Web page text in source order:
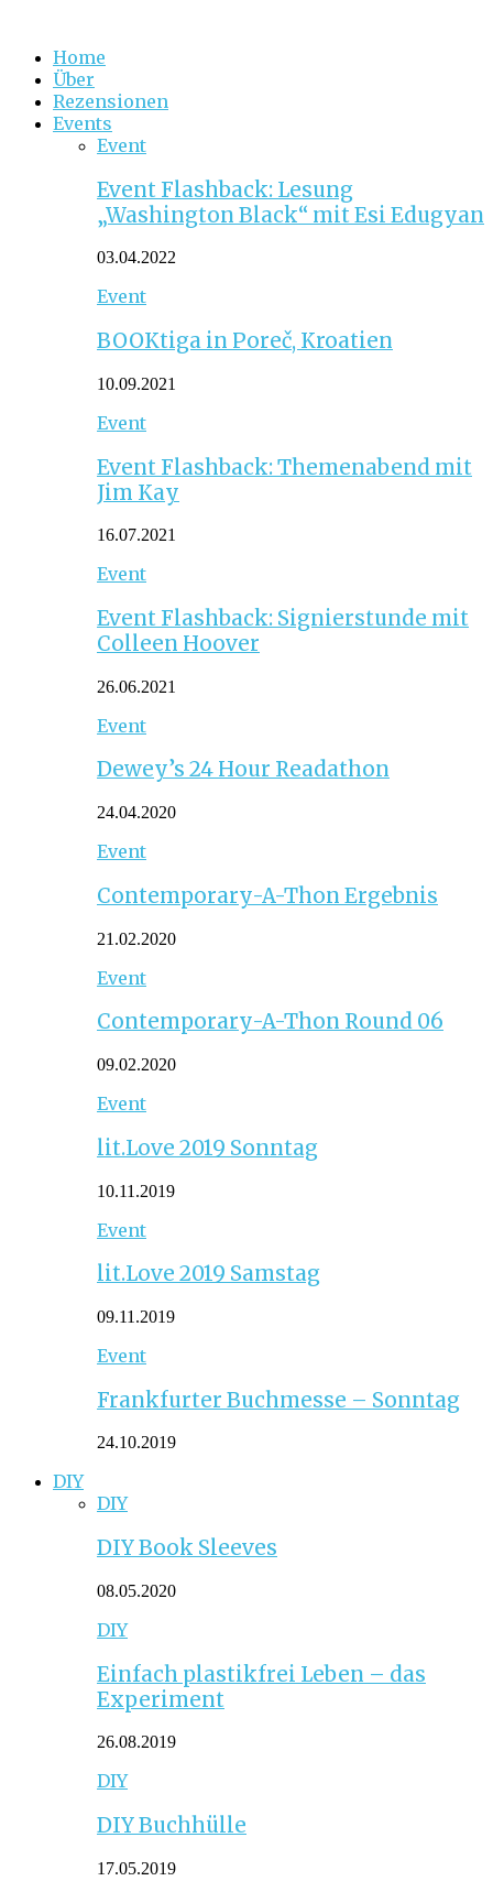
Home
Über
Rezensionen
Events
Event
Event Flashback: Lesung
„Washington Black“ mit Esi Edugyan
03.04.2022
Event
BOOKtiga in Poreč, Kroatien
10.09.2021
Event
Event Flashback: Themenabend mit
Jim Kay
16.07.2021
Event
Event Flashback: Signierstunde mit
Colleen Hoover
26.06.2021
Event
Dewey’s 24 Hour Readathon
24.04.2020
Event
Contemporary-A-Thon Ergebnis
21.02.2020
Event
Contemporary-A-Thon Round 06
09.02.2020
Event
lit.Love 2019 Sonntag
10.11.2019
Event
lit.Love 2019 Samstag
09.11.2019
Event
Frankfurter Buchmesse – Sonntag
24.10.2019
DIY
DIY
DIY Book Sleeves
08.05.2020
DIY
Einfach plastikfrei Leben – das
Experiment
26.08.2019
DIY
DIY Buchhülle
17.05.2019